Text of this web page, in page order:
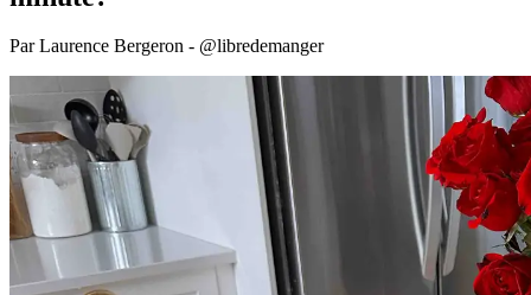
Par Laurence Bergeron - @libredemanger